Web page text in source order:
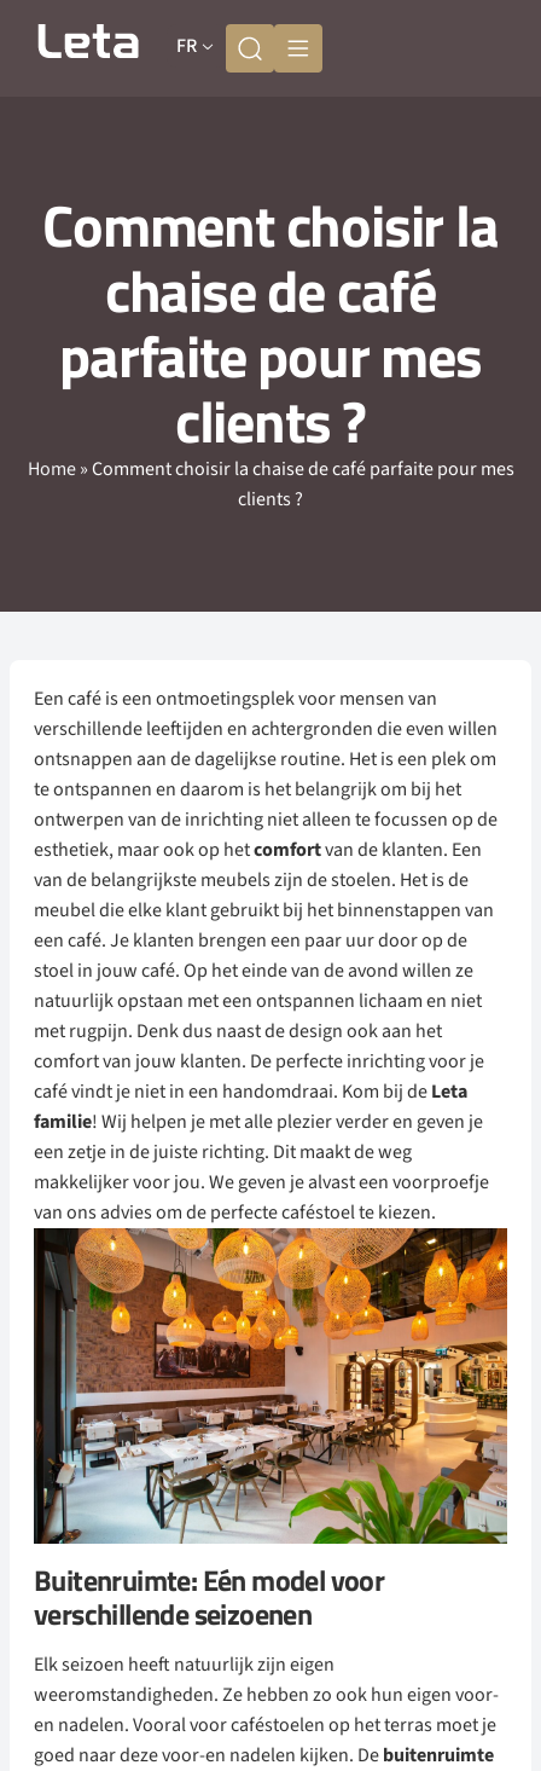
FR
Comment choisir la
chaise de café
parfaite pour mes
clients ?
Home»Comment choisir la chaise de café parfaite pour mes
clients ?
Een café is een ontmoetingsplek voor mensen van
verschillende leeftijden en achtergronden die even willen
ontsnappen aan de dagelijkse routine. Het is een plek om
te ontspannen en daarom is het belangrijk om bij het
ontwerpen van de inrichting niet alleen te focussen op de
esthetiek, maar ook op hetcomfortvan de klanten. Een
van de belangrijkste meubels zijn de stoelen. Het is de
meubel die elke klant gebruikt bij het binnenstappen van
een café. Je klanten brengen een paar uur door op de
stoel in jouw café. Op het einde van de avond willen ze
natuurlijk opstaan met een ontspannen lichaam en niet
met rugpijn. Denk dus naast de design ook aan het
comfort van jouw klanten. De perfecte inrichting voor je
café vindt je niet in een handomdraai. Kom bij deLeta
familie! Wij helpen je met alle plezier verder en geven je
een zetje in de juiste richting. Dit maakt de weg
makkelijker voor jou. We geven je alvast een voorproefje
van ons advies om de perfecte caféstoel te kiezen.
Buitenruimte: Eén model voor
verschillende seizoenen
Elk seizoen heeft natuurlijk zijn eigen
weeromstandigheden. Ze hebben zo ook hun eigen voor-
en nadelen. Vooral voor caféstoelen op het terras moet je
goed naar deze voor-en nadelen kijken. Debuitenruimte